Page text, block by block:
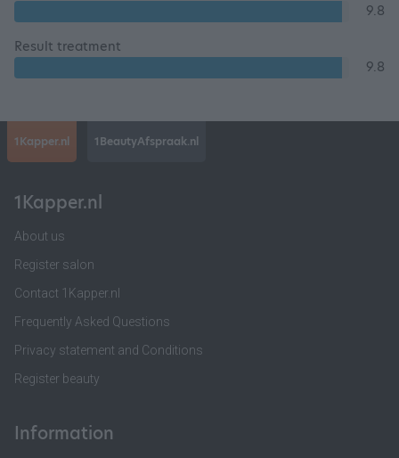
9.8
Result treatment
9.8
1Kapper.nl 1BeautyAfspraak.nl
1Kapper.nl
About us
Register salon
Contact 1Kapper.nl
Frequently Asked Questions
Privacy statement and Conditions
Register beauty
Information